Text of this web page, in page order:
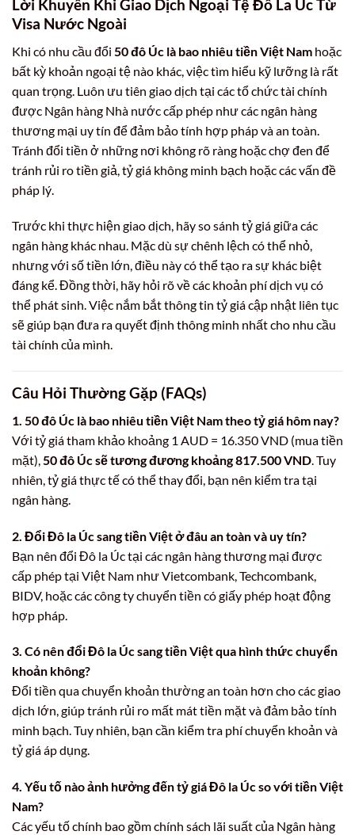
Lời Khuyên Khi Giao Dịch Ngoại Tệ Đô La Úc Từ
Visa Nước Ngoài
Khi có nhu cầu đổi 50 đô Úc là bao nhiêu tiền Việt Nam hoặc
bất kỳ khoản ngoại tệ nào khác, việc tìm hiểu kỹ lưỡng là rất
quan trọng. Luôn ưu tiên giao dịch tại các tổ chức tài chính
được Ngân hàng Nhà nước cấp phép như các ngân hàng
thương mại uy tín để đảm bảo tính hợp pháp và an toàn.
Tránh đổi tiền ở những nơi không rõ ràng hoặc chợ đen để
tránh rủi ro tiền giả, tỷ giá không minh bạch hoặc các vấn đề
pháp lý.
Trước khi thực hiện giao dịch, hãy so sánh tỷ giá giữa các
ngân hàng khác nhau. Mặc dù sự chênh lệch có thể nhỏ,
nhưng với số tiền lớn, điều này có thể tạo ra sự khác biệt
đáng kể. Đồng thời, hãy hỏi rõ về các khoản phí dịch vụ có
thể phát sinh. Việc nắm bắt thông tin tỷ giá cập nhật liên tục
sẽ giúp bạn đưa ra quyết định thông minh nhất cho nhu cầu
tài chính của mình.
Câu Hỏi Thường Gặp (FAQs)
1. 50 đô Úc là bao nhiêu tiền Việt Nam theo tỷ giá hôm nay?
Với tỷ giá tham khảo khoảng 1 AUD = 16.350 VND (mua tiền
mặt), 50 đô Úc sẽ tương đương khoảng 817.500 VND . Tuy
nhiên, tỷ giá thực tế có thể thay đổi, bạn nên kiểm tra tại
ngân hàng.
2. Đổi Đô la Úc sang tiền Việt ở đâu an toàn và uy tín?
Bạn nên đổi Đô la Úc tại các ngân hàng thương mại được
cấp phép tại Việt Nam như Vietcombank, Techcombank,
BIDV, hoặc các công ty chuyển tiền có giấy phép hoạt động
hợp pháp.
3. Có nên đổi Đô la Úc sang tiền Việt qua hình thức chuyển
khoản không?
Đổi tiền qua chuyển khoản thường an toàn hơn cho các giao
dịch lớn, giúp tránh rủi ro mất mát tiền mặt và đảm bảo tính
minh bạch. Tuy nhiên, bạn cần kiểm tra phí chuyển khoản và
tỷ giá áp dụng.
4. Yếu tố nào ảnh hưởng đến tỷ giá Đô la Úc so với tiền Việt
Nam?
Các yếu tố chính bao gồm chính sách lãi suất của Ngân hàng